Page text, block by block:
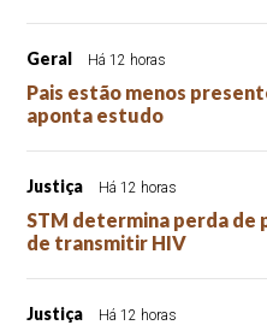
Geral Há 12 horas
Pais estão menos
aponta estudo
Justiça Há 12 horas
STM determina perda
de transmitir HIV
Justiça Há 12 horas